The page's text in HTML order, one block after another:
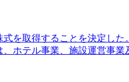
を取得することを決定した
ホテル事業、施設運営事